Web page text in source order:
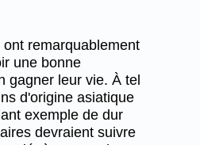
remarquablement
une bonne
gagner leur vie. À tel
d'origine asiatique
exemple de dur
devraient suivre